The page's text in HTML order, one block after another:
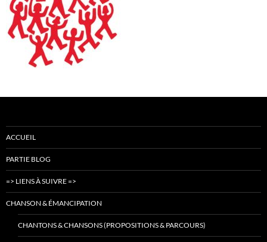
ACCUEIL
PARTIE BLOG
=> LIENS À SUIVRE =>
CHANSON & ÉMANCIPATION
CHANTONS & CHANSONS (PROPOSITIONS & PARCOURS)